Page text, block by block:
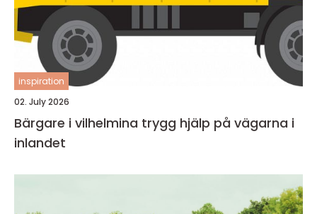
inspiration
02. July 2026
Bärgare i vilhelmina trygg hjälp på vägarna i
inlandet